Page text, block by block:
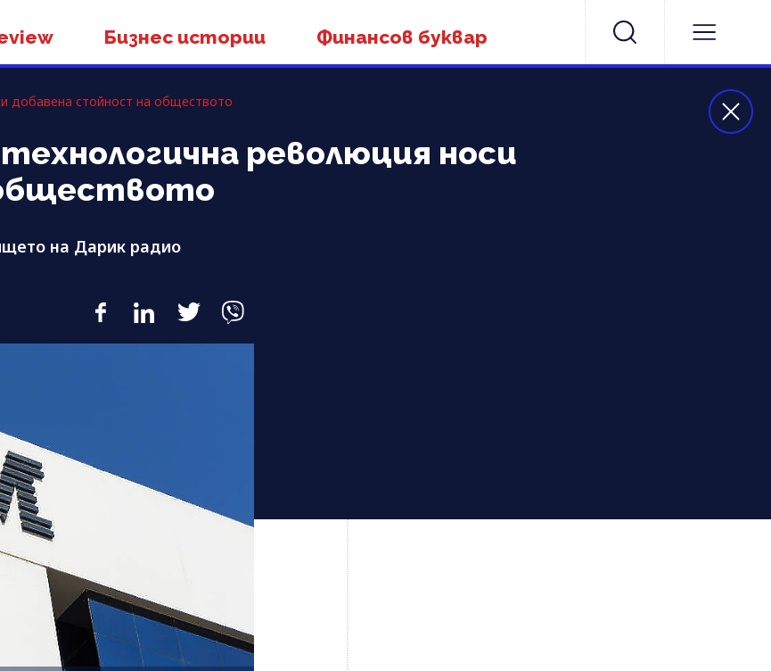
Бизнес истории Финансов буквар
добавена стойност на обществото
технологична революция носи
на Дарик радио